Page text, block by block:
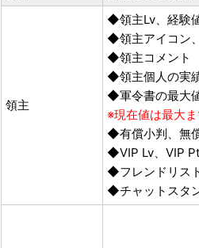
領主
◆領主Lv、経験
◆領主アイコン
◆領主コメント
◆領主個人の実
◆軍令書の最大
※現在値は最大
◆有償小判、無
◆VIP Lv、VIP Pt
◆フレンドリス
◆チャットスタ